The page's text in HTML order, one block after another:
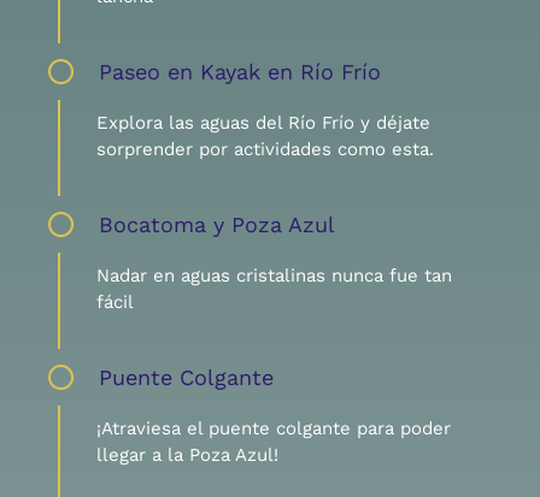
Paseo en Kayak en Río Frío
Explora las aguas del Río Frío y déjate
sorprender por actividades como esta.
Bocatoma y Poza Azul
Nadar en aguas cristalinas nunca fue tan
fácil
Puente Colgante
¡Atraviesa el puente colgante para poder
llegar a la Poza Azul!